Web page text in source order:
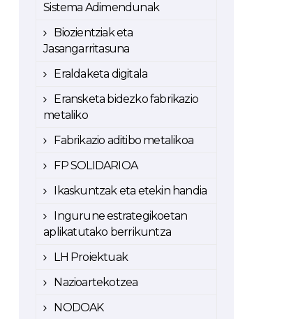
Sistema Adimendunak
Biozientziak eta
Jasangarritasuna
Eraldaketa digitala
Eransketa bidezko fabrikazio
metaliko
Fabrikazio aditibo metalikoa
FP SOLIDARIOA
Ikaskuntzak eta etekin handia
Ingurune estrategikoetan
aplikatutako berrikuntza
LH Proiektuak
Nazioartekotzea
NODOAK